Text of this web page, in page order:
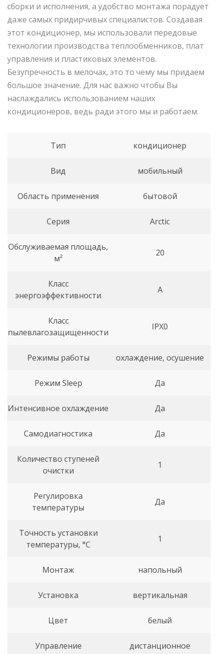
сборки и исполнения, а удобство монтажа порадует
даже самых придирчивых специалистов. Создавая
этот кондиционер, мы использовали передовые
технологии производства теплообменников, плат
управления и пластиковых элементов.
Безупречность в мелочах, это то чему мы придаем
большое значение. Для нас важно чтобы Вы
наслаждались использованием наших
кондиционеров, ведь ради этого мы и работаем.
Тип кондиционер
Вид мобильный
Область применения бытовой
Серия Arctic
Обслуживаемая площадь,
м²
20
Класс
энергоэффективности
A
Класс
пылевлагозащищенности
IPX0
Режимы работы охлаждение, осушение
Режим Sleep Да
Интенсивное охлаждение Да
Самодиагностика Да
Количество ступеней
очистки
1
Регулировка
температуры
Да
Точность установки
температуры, °С
1
Монтаж напольный
Установка вертикальная
Цвет белый
Управление дистанционное